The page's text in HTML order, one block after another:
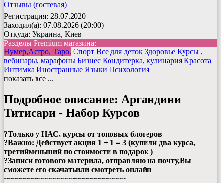
Отзывы (гостевая)
Регистрация: 28.07.2020
Заходил(а): 07.08.2026 (20:00)
Откуда: Украина, Киев
Разделы Premium магазина:
Нумер,Астро, Таро. Спорт Все для деток Здоровье Курсы ,
вебинары, марафоны Бизнес Кондитерка, кулинария Красота
Интимка Иностранные Языки Психология
показать все ...
Подробное описание: Аргандини
Титисари - Набор Курсов
?Только у НАС, курсы от топовых блогеров
?Важно: Действует акция 1 + 1 = 3 (купили два курса,
третийменьший по стоимости в подарок )
?Записи готового материла, отправляю на почту,Вы
сможете его скачатьили смотреть онлайн
~~~~~~~~~~~~~~~~~~~~~~~~~~~~~~~